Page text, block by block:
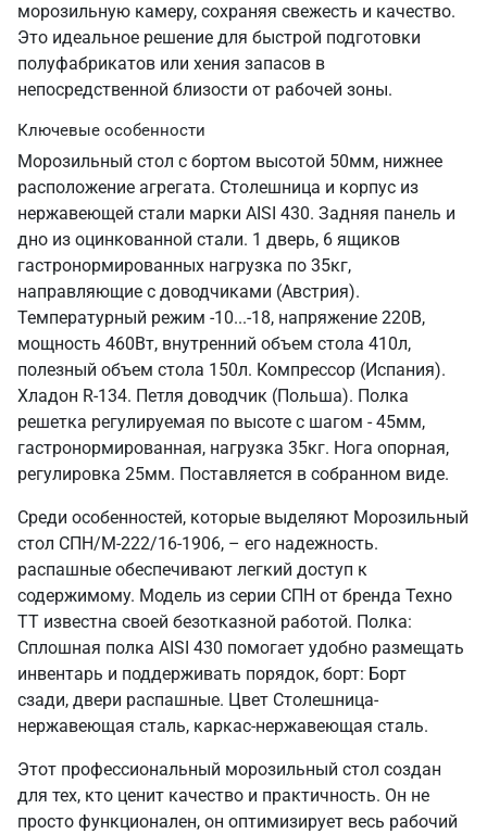
морозильную камеру, сохраняя свежесть и качество.
Это идеальное решение для быстрой подготовки
полуфабрикатов или хения запасов в
непосредственной близости от рабочей зоны.
Ключевые особенности
Морозильный стол с бортом высотой 50мм, нижнее
расположение агрегата. Столешница и корпус из
нержавеющей стали марки AISI 430. Задняя панель и
дно из оцинкованной стали. 1 дверь, 6 ящиков
гастронормированных нагрузка по 35кг,
направляющие с доводчиками (Австрия).
Температурный режим -10...-18, напряжение 220В,
мощность 460Вт, внутренний объем стола 410л,
полезный объем стола 150л. Компрессор (Испания).
Хладон R-134. Петля доводчик (Польша). Полка
решетка регулируемая по высоте с шагом - 45мм,
гастронормированная, нагрузка 35кг. Нога опорная,
регулировка 25мм. Поставляется в собранном виде.
Среди особенностей, которые выделяют Морозильный
стол СПН/М-222/16-1906, – его надежность.
распашные обеспечивают легкий доступ к
содержимому. Модель из серии СПН от бренда Техно
ТТ известна своей безотказной работой. Полка:
Сплошная полка AISI 430 помогает удобно размещать
инвентарь и поддерживать порядок, борт: Борт
сзади, двери распашные. Цвет Столешница-
нержавеющая сталь, каркас-нержавеющая сталь.
Этот профессиональный морозильный стол создан
для тех, кто ценит качество и практичность. Он не
просто функционален, он оптимизирует весь рабочий